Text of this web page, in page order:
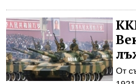
От